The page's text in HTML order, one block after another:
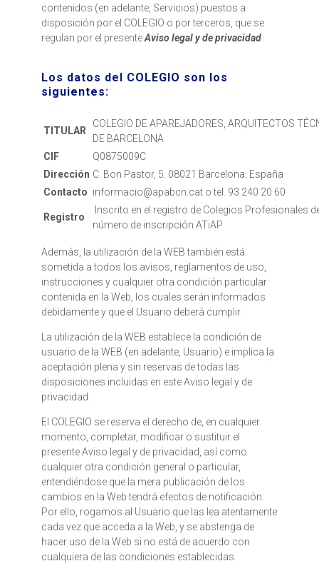
contenidos (en adelante, Servicios) puestos a
disposición por el COLEGIO o por terceros, que se
regulan por el presenteAviso legal y de privacidad
Los datos del COLEGIO son los
siguientes:
TITULAR
COLEGIO DE APAREJADORES, ARQUITECTOS
DE BARCELONA
CIF
Q0875009C
Dirección C. Bon Pastor, 5. 08021 Barcelona. España
Contacto informacio@apabcn.cat o tel. 93 240 20 60
Registro
Inscrito en el registro de Colegios Profesionales
número de inscripción ATiAP
Además, la utilización de la WEB también está
sometida a todos los avisos, reglamentos de uso,
instrucciones y cualquier otra condición particular
contenida en la Web, los cuales serán informados
debidamente y que el Usuario deberá cumplir.
La utilización de la WEB establece la condición de
usuario de la WEB (en adelante, Usuario) e implica la
aceptación plena y sin reservas de todas las
disposiciones incluidas en este Aviso legal y de
privacidad.
El COLEGIO se reserva el derecho de, en cualquier
momento, completar, modificar o sustituir el
presente Aviso legal y de privacidad, así como
cualquier otra condición general o particular,
entendiéndose que la mera publicación de los
cambios en la Web tendrá efectos de notificación.
Por ello, rogamos al Usuario que las lea atentamente
cada vez que acceda a la Web, y se abstenga de
hacer uso de la Web si no está de acuerdo con
cualquiera de las condiciones establecidas.